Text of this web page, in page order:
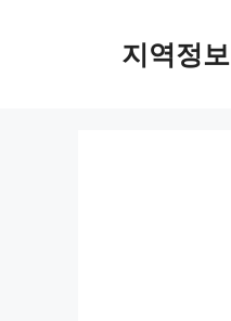
지역정보